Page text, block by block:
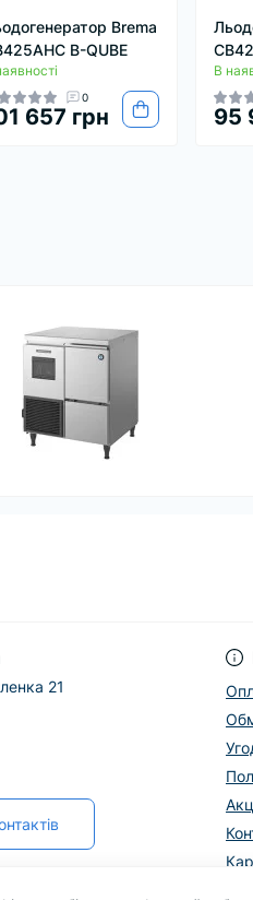
Brema
B-QUBE
0
657 грн
В
95
21